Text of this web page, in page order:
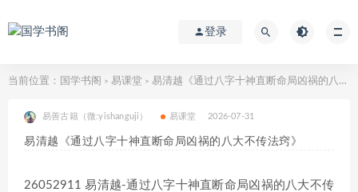
登录
当前位置： 国学书阁 > 易课堂 > 易清越《通过八字十神直断命局凶祸的八大不传法窍》
易善古籍（微:yishanguji） 易课堂 2026-07-31
易清越《通过八字十神直断命局凶祸的八大不传法窍》
26052911 易清越-通过八字十神直断命局凶祸的八大不传